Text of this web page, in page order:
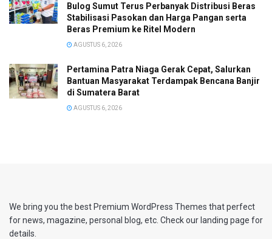
Bulog Sumut Terus Perbanyak Distribusi Beras
Stabilisasi Pasokan dan Harga Pangan serta
Beras Premium ke Ritel Modern
AGUSTUS 6, 2026
Pertamina Patra Niaga Gerak Cepat, Salurkan
Bantuan Masyarakat Terdampak Bencana Banjir
di Sumatera Barat
AGUSTUS 6, 2026
We bring you the best Premium WordPress Themes that perfect
for news, magazine, personal blog, etc. Check our landing page for
details.